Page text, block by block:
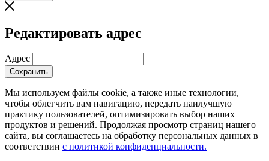
Редактировать адрес
Адрес
Сохранить
Мы используем файлы cookie, а также иные технологии,
чтобы облегчить вам навигацию, передать наилучшую
практику пользователей, оптимизировать выбор наших
продуктов и решений. Продолжая просмотр страниц нашего
сайта, вы соглашаетесь на обработку персональных данных в
соответствии с политикой конфиденциальности.